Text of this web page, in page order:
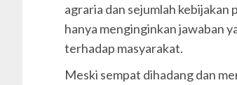
agraria dan sejumlah
hanya menginginkan jawaban
terhadap masyarakat.
Meski sempat dihadang dan